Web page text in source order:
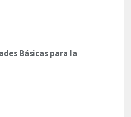
Básicas para la